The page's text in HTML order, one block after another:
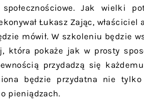
Jak wielki
Łukasz Zając, właściciel
mówił. W szkoleniu będzie
która pokaże jak w prosty
przydadzą się
będzie przydatna nie tylko
pieniądzach.